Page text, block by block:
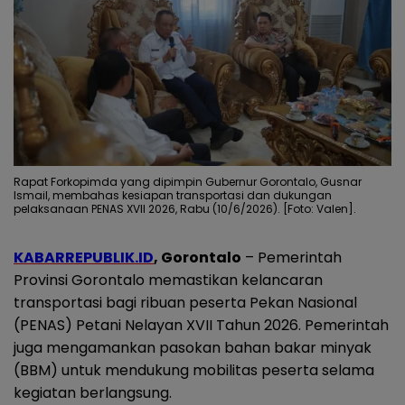
Rapat Forkopimda yang dipimpin Gubernur Gorontalo, Gusnar
Ismail, membahas kesiapan transportasi dan dukungan
pelaksanaan PENAS XVII 2026, Rabu (10/6/2026). [Foto: Valen].
KABARREPUBLIK.ID, Gorontalo – Pemerintah
Provinsi Gorontalo memastikan kelancaran
transportasi bagi ribuan peserta Pekan Nasional
(PENAS) Petani Nelayan XVII Tahun 2026. Pemerintah
juga mengamankan pasokan bahan bakar minyak
(BBM) untuk mendukung mobilitas peserta selama
kegiatan berlangsung.